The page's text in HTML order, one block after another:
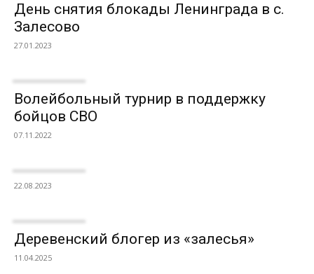
День снятия блокады Ленинграда в с.
Залесово
27.01.2023
Волейбольный турнир в поддержку
бойцов СВО
07.11.2022
22.08.2023
Деревенский блогер из «залесья»
11.04.2025